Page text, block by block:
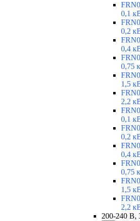
0,1
0,2
0,4
0,75
1,5
2,2
0,1
0,2
0,4
0,75
1,5
2,2
200-240 В,